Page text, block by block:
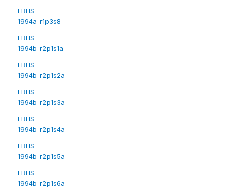
ERHS
1994a_r1p3s8
ERHS
1994b_r2p1s1a
ERHS
1994b_r2p1s2a
ERHS
1994b_r2p1s3a
ERHS
1994b_r2p1s4a
ERHS
1994b_r2p1s5a
ERHS
1994b_r2p1s6a